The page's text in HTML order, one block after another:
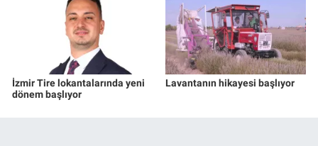
İzmir Tire lokantalarında yeni
dönem başlıyor
Lavantanın hikayesi başlıyor